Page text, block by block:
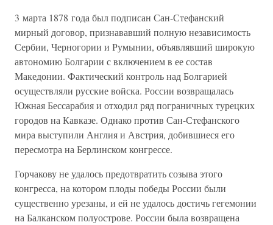
3 марта 1878 года был подписан Сан-Стефанский
мирный договор, признававший полную независимость
Сербии, Черногории и Румынии, объявлявший широкую
автономию Болгарии с включением в ее состав
Македонии. Фактический контроль над Болгарией
осуществляли русские войска. России возвращалась
Южная Бессарабия и отходил ряд пограничных турецких
городов на Кавказе. Однако против Сан-Стефанского
мира выступили Англия и Австрия, добившиеся его
пересмотра на Берлинском конгрессе.
Горчакову не удалось предотвратить созыва этого
конгресса, на котором плоды победы России были
существенно урезаны, и ей не удалось достичь гегемонии
на Балканском полуострове. России была возвращена